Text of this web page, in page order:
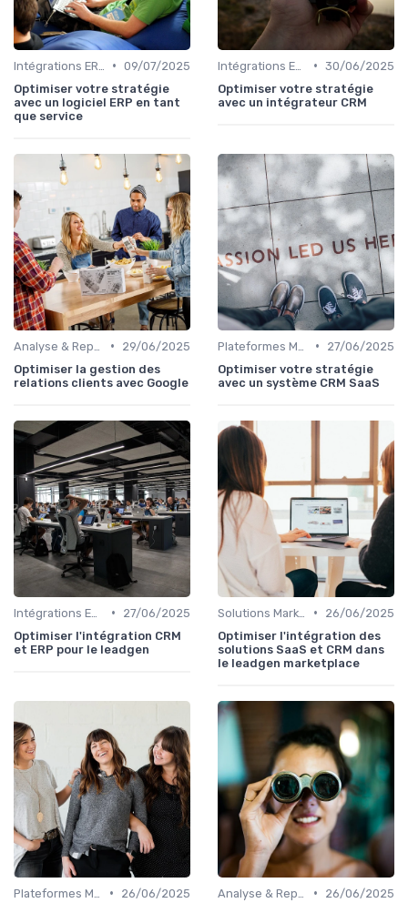
• 09/07/2025
Optimiser votre stratégie
avec un logiciel ERP en tant
que service
• 30/06/2025
Optimiser votre stratégie
avec un intégrateur CRM
•
29/06/2025
Optimiser la gestion des
relations clients avec Google
•
27/06/2025
Optimiser votre stratégie
avec un système CRM SaaS
•
27/06/2025
Optimiser l'intégration CRM
et ERP pour le leadgen
•
26/06/2025
Optimiser l'intégration des
solutions SaaS et CRM dans
le leadgen marketplace
•
26/06/2025
•
26/06/2025